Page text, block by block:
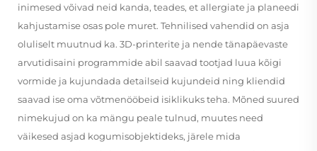
inimesed võivad neid kanda, teades, et allergiate ja planeedi
kahjustamise osas pole muret. Tehnilised vahendid on asja
oluliselt muutnud ka. 3D-printerite ja nende tänapäevaste
arvutidisaini programmide abil saavad tootjad luua kõigi
vormide ja kujundada detailseid kujundeid ning kliendid
saavad ise oma võtmenööbeid isiklikuks teha. Mõned suured
nimekujud on ka mängu peale tulnud, muutes need
väikesed asjad kogumisobjektideks, järele mida